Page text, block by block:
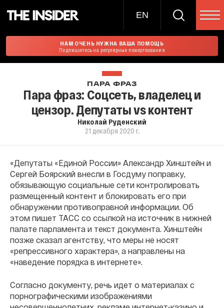
EN
НАМ ОЧЕНЬ НУЖНА ВАША ПОМОЩЬ
Подпишитесь на регулярные пожертвования
ПАРА ФРАЗ
Пара фраз: Соцсеть, владелец и
цензор. Депутаты vs контент
Николай Руденский
21 декабря 2020 г.
«Депутаты «Единой России» Александр Хинштейн и
Сергей Боярский внесли в Госдуму поправку,
обязывающую социальные сети контролировать
размещенный контент и блокировать его при
обнаружении противоправной информации. Об
этом пишет ТАСС со ссылкой на источник в нижней
палате парламента и текст документа. Хинштейн
позже сказал агентству, что меры не носят
«репрессивного характера», а направлены на
«наведение порядка в интернете».
Согласно документу, речь идет о материалах с
порнографическими изображениями